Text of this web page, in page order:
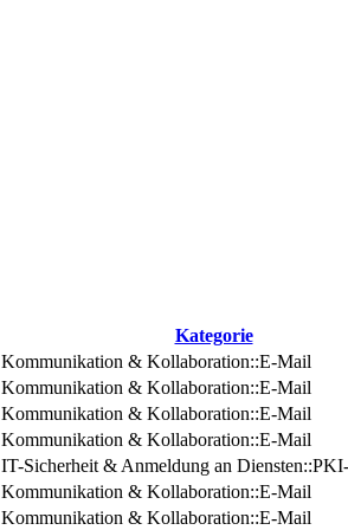
Kategorie
Kommunikation & Kollaboration::E-Mail
Kommunikation & Kollaboration::E-Mail
Kommunikation & Kollaboration::E-Mail
Kommunikation & Kollaboration::E-Mail
IT-Sicherheit & Anmeldung an
Kommunikation & Kollaboration::E-Mail
Kommunikation & Kollaboration::E-Mail